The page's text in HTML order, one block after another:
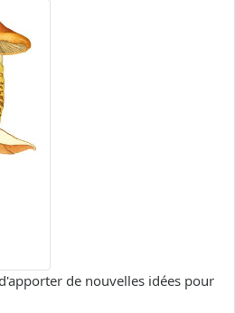
de nouvelles idées pour